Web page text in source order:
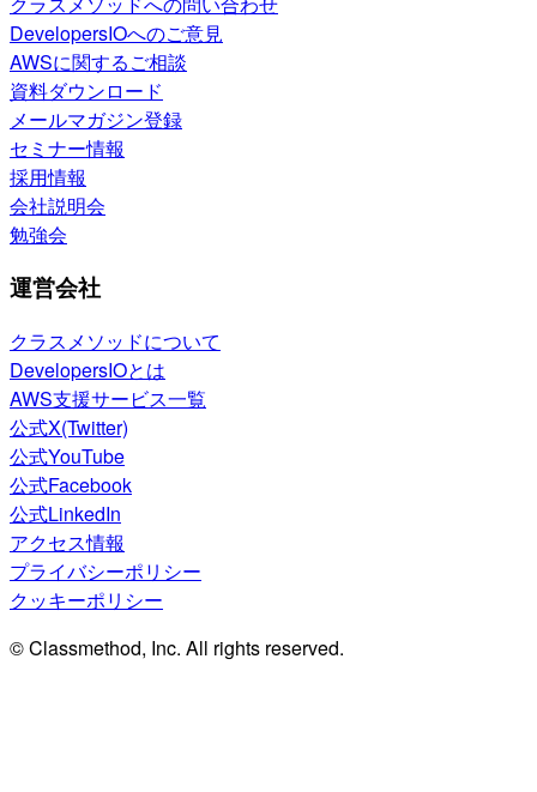
DevelopersIOへのご意見
AWSに関するご相談
資料ダウンロード
メールマガジン登録
セミナー情報
採用情報
会社説明会
勉強会
運営会社
クラスメソッドについて
DevelopersIOとは
AWS支援サービス一覧
公式X(Twitter)
公式YouTube
公式Facebook
公式LinkedIn
アクセス情報
プライバシーポリシー
クッキーポリシー
© Classmethod, Inc. All rights reserved.